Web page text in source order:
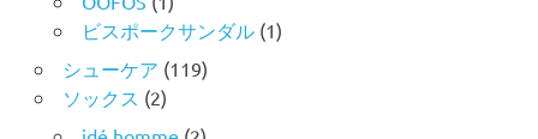
ビスポークサンダル(1)
シューケア (119)
ソックス (2)